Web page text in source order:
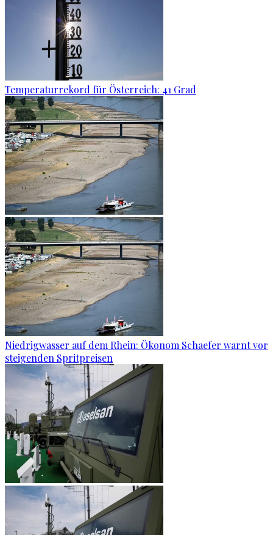
Temperaturrekord für Österreich: 41 Grad
Niedrigwasser auf dem Rhein: Ökonom Schaefer warnt vor
steigenden Spritpreisen